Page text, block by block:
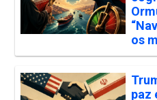
os
paz